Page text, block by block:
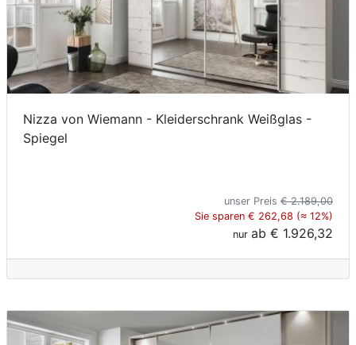
Nizza von Wiemann - Kleiderschrank Weißglas -
Spiegel
unser Preis € 2.189,00
Sie sparen € 262,68 (≈ 12%)
nur ab € 1.926,32